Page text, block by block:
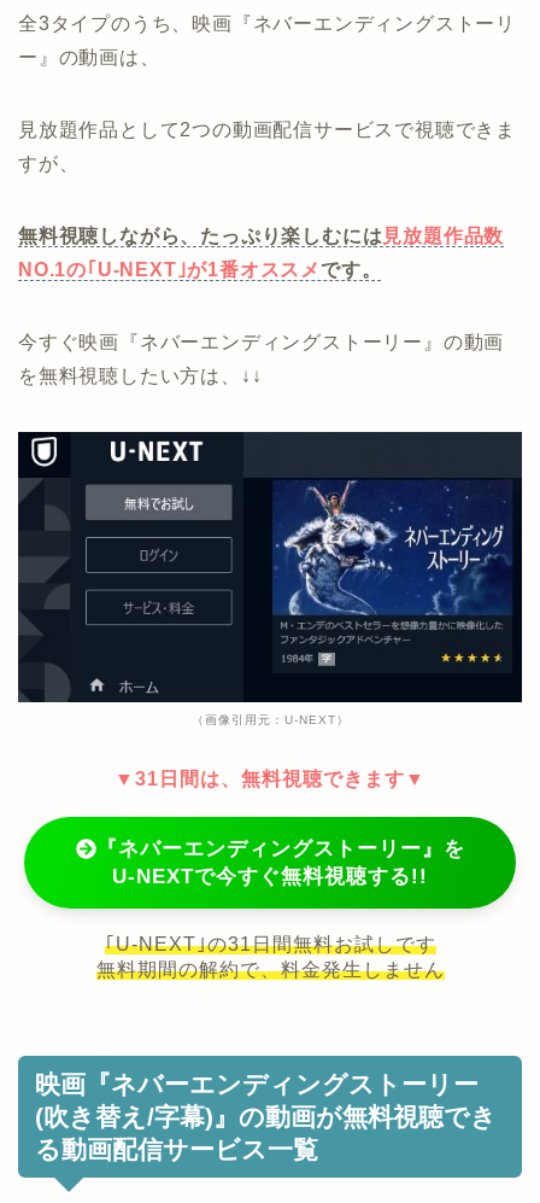
全3タイプのうち、映画『ネバーエンディングストーリ
ー』の動画は、
見放題作品として2つの動画配信サービスで視聴できま
すが、
無料視聴しながら、たっぷり楽しむには 見放題作品数
NO.1の｢U-NEXT｣が1番オススメです。
今すぐ映画『ネバーエンディングストーリー』の動画
を無料視聴したい方は、↓↓
（画像引用元：U-NEXT）
▼31日間は、無料視聴できます▼
『ネバーエンディングストーリー』を
U-NEXTで今すぐ無料視聴する!!
｢U-NEXT｣の31日間無料お試しです
無料期間の解約で、料金発生しません
映画『ネバーエンディングストーリー
(吹き替え/字幕)』の動画が無料視聴でき
る動画配信サービス一覧